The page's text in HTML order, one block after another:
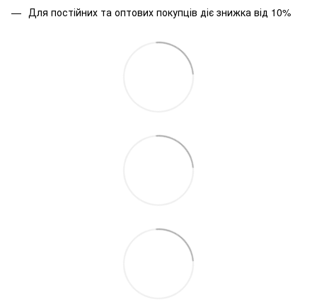
Для постійних та оптових покупців діє знижка від 10%